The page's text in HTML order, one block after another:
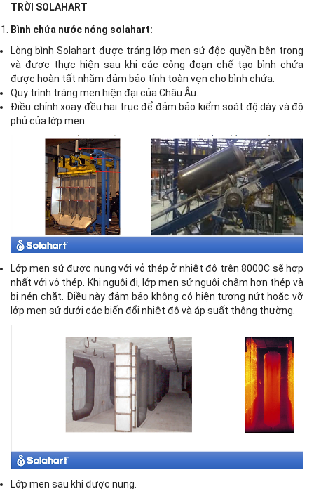
TRỜI SOLAHART
Bình chứa nước nóng solahart:
Lòng bình Solahart được tráng lớp men sứ độc quyền bên trong
và được thực hiện sau khi các công đoạn chế tạo bình chứa
được hoàn tất nhằm đảm bảo tính toàn vẹn cho bình chứa.
Quy trình tráng men hiện đại của Châu Âu.
Điều chỉnh xoay đều hai trục để đảm bảo kiểm soát độ dày và độ
phủ của lớp men.
Lớp men sứ được nung với vỏ thép ở nhiệt độ trên 8000C sẽ hợp
nhất với vỏ thép. Khi nguội đi, lớp men sứ nguội chậm hơn thép và
bị nén chặt. Điều này đảm bảo không có hiện tượng nứt hoặc vỡ
lớp men sứ dưới các biến đổi nhiệt độ và áp suất thông thường.
Lớp men sau khi được nung.